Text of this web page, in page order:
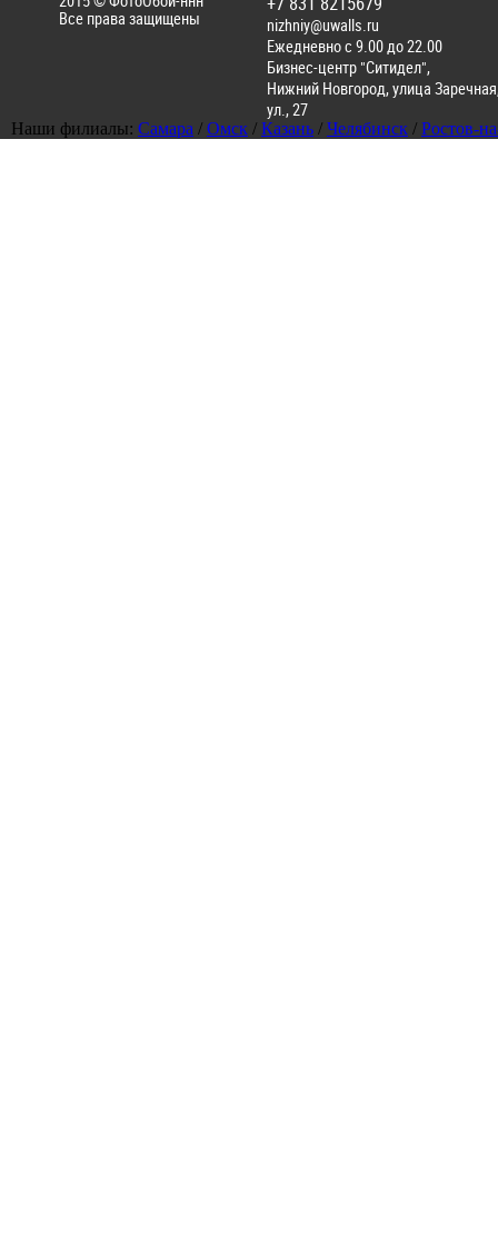
Все права защищены
nizhniy@uwalls.ru
Ежедневно с 9.00 до 22.00
Бизнес-центр "Ситидел",
Нижний Новгород,улица
ул., 27
Наши филиалы: Самара / Омск / Казань / Челябинск / Ростов-